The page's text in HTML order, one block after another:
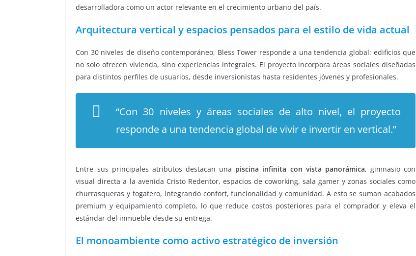
desarrolladora como un actor relevante en el crecimiento urbano del país.
Arquitectura vertical y espacios pensados para el estilo de vida actual
Con 30 niveles de diseño contemporáneo, Bless Tower responde a una tendencia global: edificios que
no solo ofrecen vivienda, sino experiencias integrales. El proyecto incorpora áreas sociales diseñadas
para distintos perfiles de usuarios, desde inversionistas hasta residentes jóvenes y profesionales.
“Con 30 niveles y áreas sociales de alto nivel, el proyecto
responde a una tendencia global de vivir e invertir en vertical.”
Entre sus principales atributos destacan una piscina infinita con vista panorámica, gimnasio con
visual directa a la avenida Cristo Redentor, espacios de coworking, sala gamer y zonas sociales como
churrasqueras y fogatero, integrando confort, funcionalidad y comunidad. A esto se suman acabados
premium y equipamiento completo, lo que reduce costos posteriores para el comprador y eleva el
estándar del inmueble desde su entrega.
El monoambiente como activo estratégico de inversión